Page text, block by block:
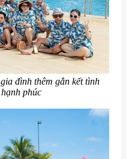
đình thêm gắn kết tình
phúc